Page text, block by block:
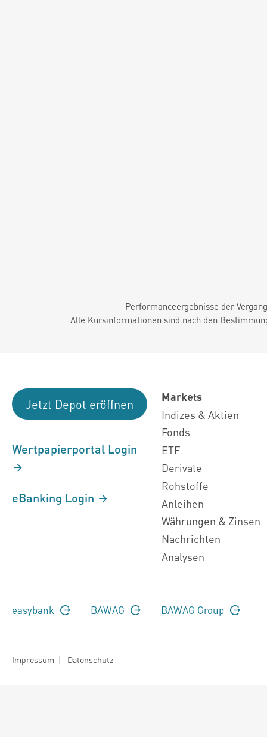
Performanceergebnisse der
Alle Kursinformationen sind nach den
Jetzt Depot eröffnen
Wertpapierportal Login
eBanking Login
Markets
Indizes & Aktien
Fonds
ETF
Derivate
Rohstoffe
Anleihen
Währungen & Zinsen
Nachrichten
Analysen
easybank BAWAG BAWAG Group
Impressum | Datenschutz